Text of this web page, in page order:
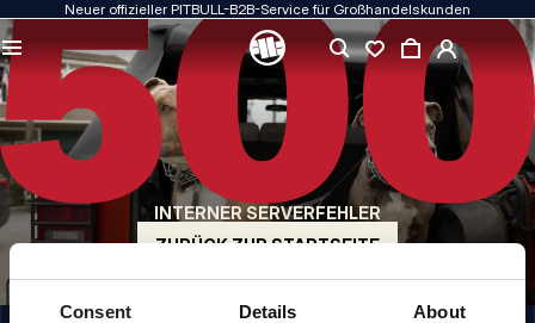
Consent Details About
Neuer offizieller PITBULL-B2B-Service für Großhandelskunden
INTERNER SERVERFEHLER
ZURÜCK ZUR STARTSEITE
QUALITÄT HAT FÜR UNS PRIORITÄT
Unsere Kleidung fertigen wir mit Leidenschaft. Bei Haltbarkeit, Langlebigkeit der
Materialien und Liebe zum Detail machen wir keine Kompromisse.
US ORIGIN
Unsere Wurzeln reichen zurück ins San Diego der frühen 1990er Jahre. Unser Stil
ist roh, authentisch und kompromisslos.
MARKE MIT CHARAKTER
Unsere Kollektionen werden von Sportlern, Kämpfern und unbeirrbaren
Individualisten gewählt.
INFORMATIONEN